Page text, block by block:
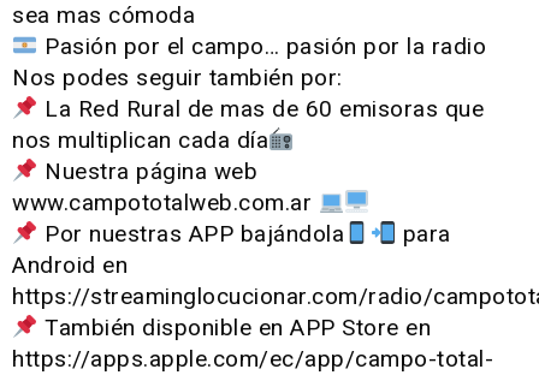
sea mas cómoda
Pasión por el campo… pasión por la radio
Nos podes seguir también por:
La Red Rural de mas de 60 emisoras que
nos multiplican cada día
Nuestra página web
www.campototalweb.com.ar
Por nuestras APP bajándola
para
Android en
https://streaminglocucionar.com/radio/
También disponible en APP Store en
https://apps.apple.com/ec/app/campo-total-